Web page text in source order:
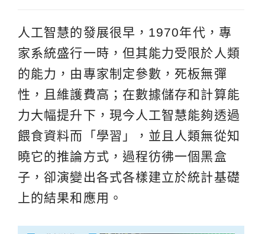
人工智慧的發展很早，1970年代，專
家系統盛行一時，但其能力受限於人類
的能力，由專家制定參數，死板無彈
性，且維護費高；在數據儲存和計算能
力大幅提升下，現今人工智慧能夠透過
餵食資料而「學習」，並且人類無從知
曉它的推論方式，過程彷彿一個黑盒
子，卻演變出各式各樣建立於統計基礎
上的結果和應用。